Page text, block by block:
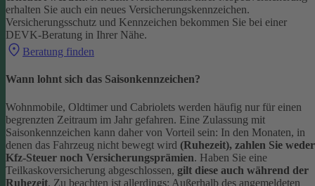
erhalten Sie auch ein neues Versicherungskennzeichen.
Versicherungsschutz und Kennzeichen bekommen Sie bei einer
DEVK-Beratung in Ihrer Nähe.
Beratung finden
Wann lohnt sich das Saisonkennzeichen?
Wohnmobile, Oldtimer und Cabriolets werden häufig nur für einen
begrenzten Zeitraum im Jahr gefahren. Eine Zulassung mit
Saisonkennzeichen kann daher von Vorteil sein: In den Monaten, in
denen das Fahrzeug nicht bewegt wird (Ruhezeit), zahlen Sie weder
Kfz-Steuer noch Versicherungsprämien. Haben Sie eine
Teilkaskoversicherung abgeschlossen, gilt diese auch während der
Ruhezeit. Zu beachten ist allerdings: Außerhalb des angemeldeten